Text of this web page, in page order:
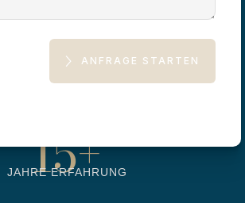
ANFRAGE STARTEN
6500+
BETREUTE OBJEKTE
15+
JAHRE ERFAHRUNG